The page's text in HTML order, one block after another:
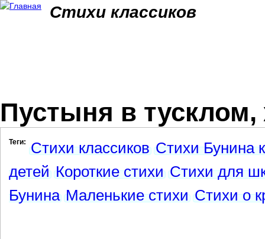
Стихи классиков
Пустыня в тусклом,
Теги: Стихи классиков Стихи Бунина
детей Короткие стихи Стихи для
Бунина Маленькие стихи Стихи о